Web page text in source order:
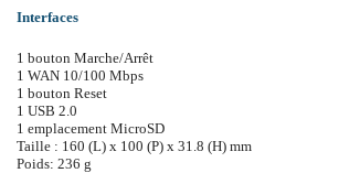
Interfaces
1 bouton Marche/Arrêt
1 WAN 10/100 Mbps
1 bouton Reset
1 USB 2.0
1 emplacement MicroSD
Taille : 160 (L) x 100 (P) x 31.8 (H) mm
Poids: 236 g